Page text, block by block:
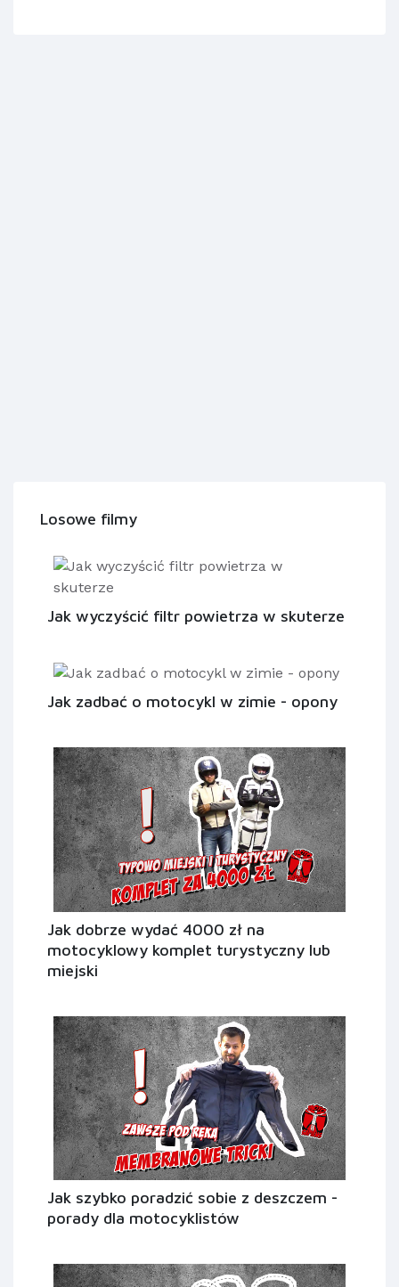
Losowe filmy
Jak wyczyścić filtr powietrza w skuterze
Jak zadbać o motocykl w zimie - opony
Jak dobrze wydać 4000 zł na
motocyklowy komplet turystyczny lub
miejski
Jak szybko poradzić sobie z deszczem -
porady dla motocyklistów